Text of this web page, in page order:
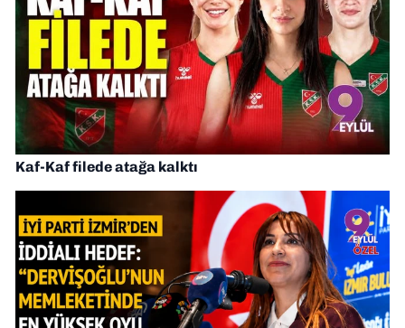
Kaf-Kaf filede atağa kalktı